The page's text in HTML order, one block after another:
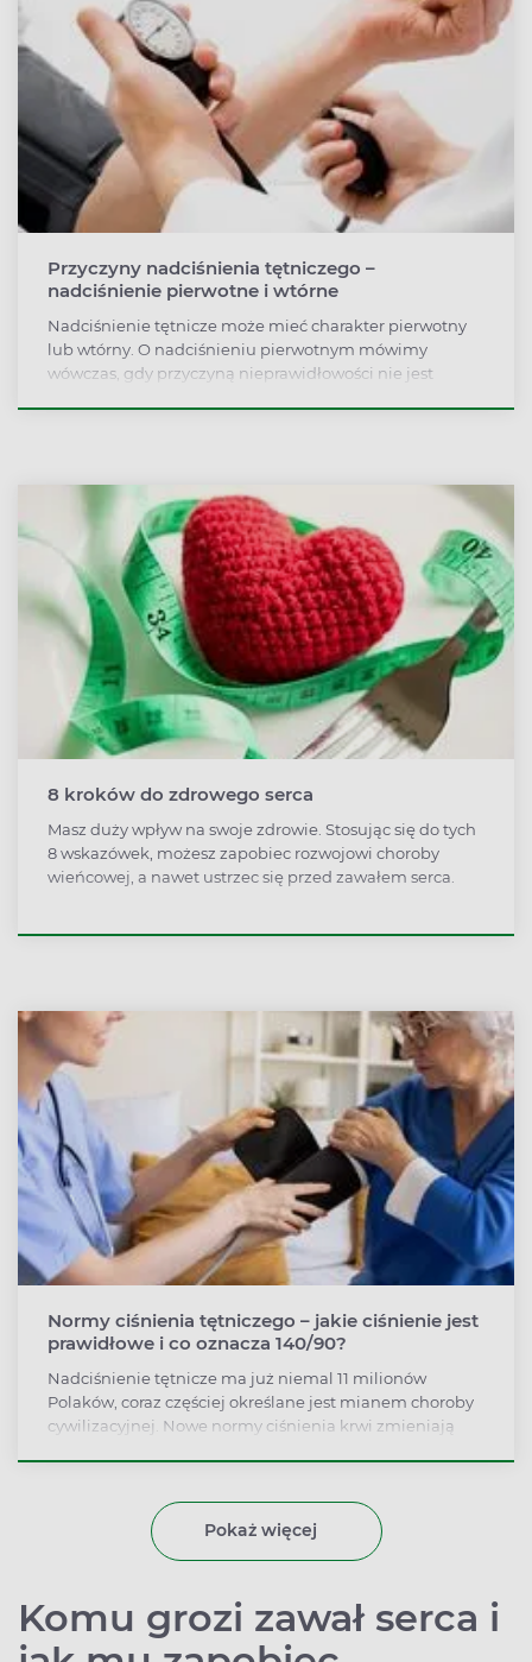
Przyczyny nadciśnienia tętniczego –
nadciśnienie pierwotne i wtórne
Nadciśnienie tętnicze może mieć charakter pierwotny
lub wtórny. O nadciśnieniu pierwotnym mówimy
wówczas, gdy przyczyną nieprawidłowości nie jest
8 kroków do zdrowego serca
Masz duży wpływ na swoje zdrowie. Stosując się do tych
8 wskazówek, możesz zapobiec rozwojowi choroby
wieńcowej, a nawet ustrzec się przed zawałem serca.
Normy ciśnienia tętniczego – jakie ciśnienie jest
prawidłowe i co oznacza 140/90?
Nadciśnienie tętnicze ma już niemal 11 milionów
Polaków, coraz częściej określane jest mianem choroby
cywilizacyjnej. Nowe normy ciśnienia krwi zmieniają
Pokaż więcej
Komu grozi zawał serca i